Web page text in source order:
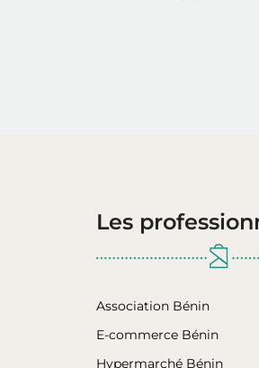
Les
Association Bénin
E-commerce Bénin
Hypermarché Bénin